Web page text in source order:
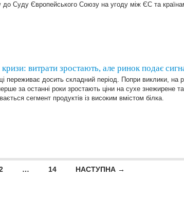
Суду Європейського Союзу на угоду між ЄС та
витрати зростають, але ринок подає
переживає досить складний період. Попри виклики, на
за останні роки зростають ціни на сухе знежирене
сегмент продуктів із високим вмістом білка.
… 14 НАСТУПНА →